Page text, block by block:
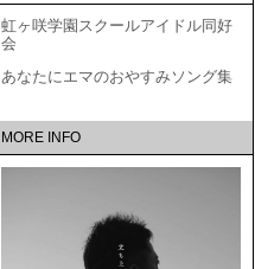
虹ヶ咲学園スクールアイドル同好
会
あなたにエマのおやすみソング集
MORE INFO